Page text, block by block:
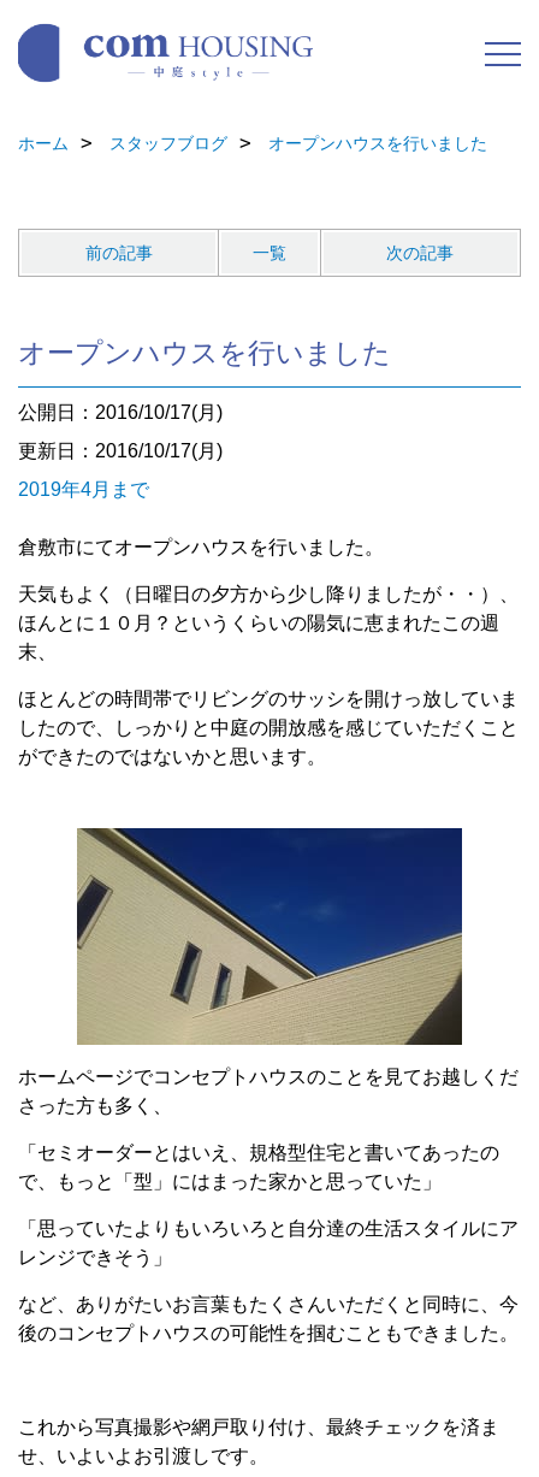
ホーム スタッフブログ オープンハウスを行いました
前の記事 一覧 次の記事
オープンハウスを行いました
公開日：2016/10/17(月)
更新日：2016/10/17(月)
2019年4月まで
倉敷市にてオープンハウスを行いました。
天気もよく（日曜日の夕方から少し降りましたが・・）、
ほんとに１０月？というくらいの陽気に恵まれたこの週
末、
ほとんどの時間帯でリビングのサッシを開けっ放していま
したので、しっかりと中庭の開放感を感じていただくこと
ができたのではないかと思います。
ホームページでコンセプトハウスのことを見てお越しくだ
さった方も多く、
「セミオーダーとはいえ、規格型住宅と書いてあったの
で、もっと「型」にはまった家かと思っていた」
「思っていたよりもいろいろと自分達の生活スタイルにア
レンジできそう」
など、ありがたいお言葉もたくさんいただくと同時に、今
後のコンセプトハウスの可能性を掴むこともできました。
これから写真撮影や網戸取り付け、最終チェックを済ま
せ、いよいよお引渡しです。